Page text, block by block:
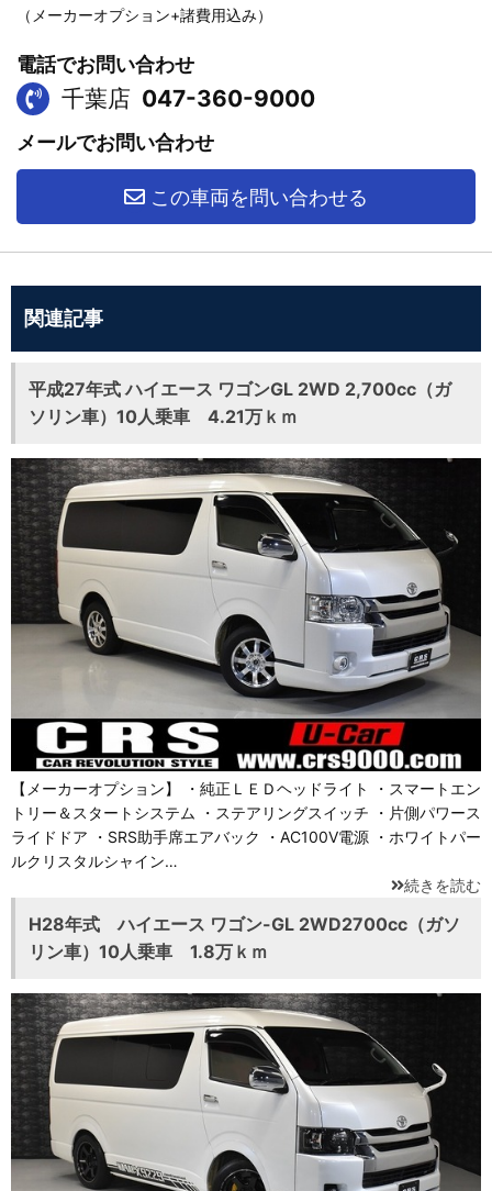
（メーカーオプション+諸費用込み）
電話でお問い合わせ
千葉店 047-360-9000
メールでお問い合わせ
この車両を問い合わせる
関連記事
平成27年式 ハイエース ワゴンGL 2WD 2,700cc（ガ
ソリン車）10人乗車 4.21万ｋｍ
【メーカーオプション】 ・純正ＬＥＤヘッドライト ・スマートエン
トリー＆スタートシステム ・ステアリングスイッチ ・片側パワース
ライドドア ・SRS助手席エアバック ・AC100V電源 ・ホワイトパー
ルクリスタルシャイン…
続きを読む
H28年式 ハイエース ワゴン-GL 2WD2700cc（ガソ
リン車）10人乗車 1.8万ｋｍ